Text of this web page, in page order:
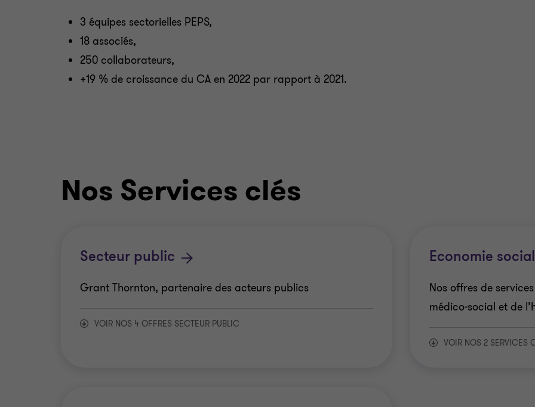
3 équipes sectorielles PEPS,
18 associés,
250 collaborateurs,
+19 % de croissance du CA en 2022 par rapport à 2021.
Nos Services clés
Secteur public
Grant Thornton, partenaire des acteurs publics
VOIR NOS 4 OFFRES SECTEUR PUBLIC
Economie
Nos offres de
médico-social et de
VOIR NOS 2 SERVICES